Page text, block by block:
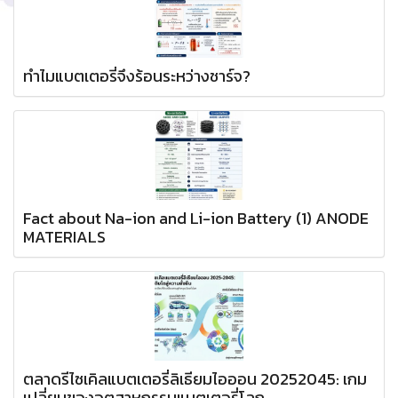
ทำไมแบตเตอรี่จึงร้อนระหว่างชาร์จ?
Fact about Na-ion and Li-ion Battery (1) ANODE
MATERIALS
ตลาดรีไซเคิลแบตเตอรี่ลิเธียมไอออน 20252045: เกม